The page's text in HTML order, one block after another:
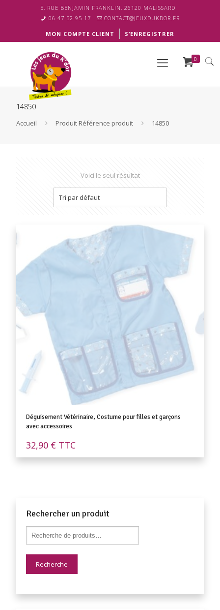
5, RUE BENJAMIN FRANKLIN, 26120 MALISSARD
06 47 52 95 17
CONTACT@JEUXDUKDOR.FR
MON COMPTE CLIENT S’ENREGISTRER
0
14850
Accueil Produit Référence produit 14850
Voici le seul résultat
Déguisement Vétérinaire, Costume pour filles et garçons
avec accessoires
32,90 € TTC
Rechercher un produit
Recherche